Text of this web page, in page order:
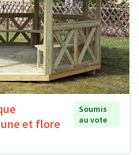
et flore
Soumis
au vote